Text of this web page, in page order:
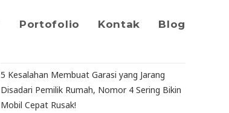
Portofolio Kontak Blog
5 Kesalahan Membuat Garasi yang Jarang
Disadari Pemilik Rumah, Nomor 4 Sering Bikin
Mobil Cepat Rusak!